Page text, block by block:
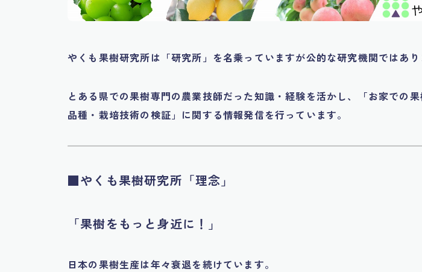
やくも果樹研究所は「研究所」を名乗っていますが公的な研究機関ではあり
とある県での果樹専門の農業技師だった知識・経験を活かし、「お家での
品種・栽培技術の検証」に関する情報発信を行っています。
■やくも果樹研究所「理念」
「果樹をもっと身近に！」
日本の果樹生産は年々衰退を続けています。